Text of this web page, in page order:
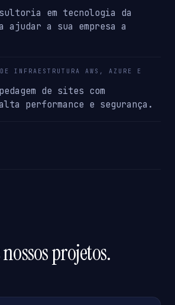
em tecnologia da
ajudar a sua empresa a
INFRAESTRUTURA AWS, AZURE E
de sites com
performance e segurança.
projetos.